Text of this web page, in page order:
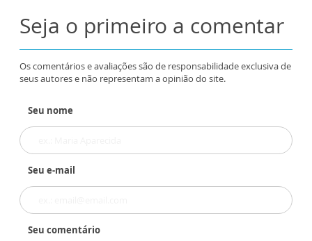
Seja o primeiro a comentar
Os comentários e avaliações são de responsabilidade exclusiva de
seus autores e não representam a opinião do site.
Seu nome
Seu e-mail
Seu comentário